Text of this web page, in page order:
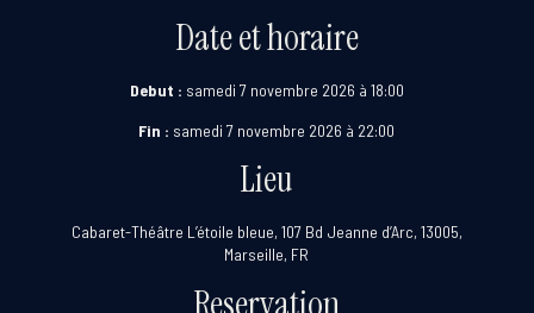
Date et horaire
Debut : samedi 7 novembre 2026 à 18:00
Fin : samedi 7 novembre 2026 à 22:00
Lieu
Cabaret-Théâtre L’étoile bleue, 107 Bd Jeanne d’Arc, 13005,
Marseille, FR
Reservation